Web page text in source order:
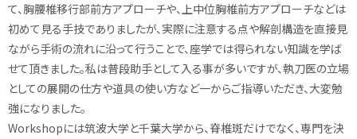
て、胸腰椎移行部前方アプローチや、上中位胸椎前方アプローチなどは
初めて見る手技でありましたが、実際に注意する点や解剖構造を直接見
ながら手術の流れに沿って行うことで、座学では得られない知識を学ば
せて頂きました。私は普段助手として入る事が多いですが、執刀医の立場
としての展開の仕方や道具の使い方など一からご指導いただき、大変勉
強になりました。
Workshopには筑波大学と千葉大学から、脊椎斑だけでなく、専門を決